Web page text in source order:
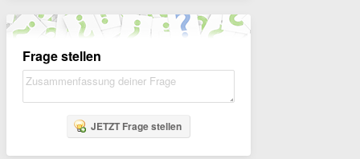
Frage stellen
JETZT Frage stellen